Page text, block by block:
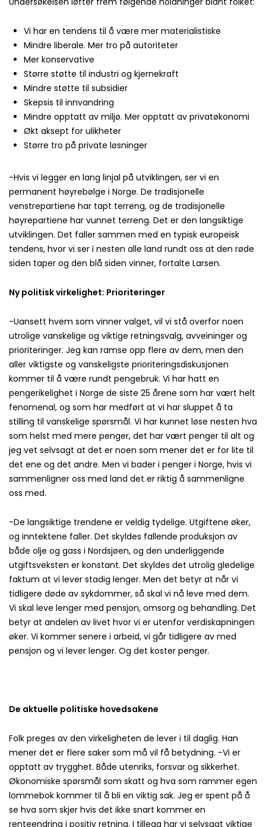
Vi har en tendens til å være mer materialistiske
Mindre liberale. Mer tro på autoriteter
Mer konservative
Større støtte til industri og kjernekraft
Mindre støtte til subsidier
Skepsis til innvandring
Mindre opptatt av miljø. Mer opptatt av privatøkonomi
Økt aksept for ulikheter
Større tro på private løsninger
-Hvis vi legger en lang linjal på utviklingen, ser vi en
permanent høyrebølge i Norge. De tradisjonelle
venstrepartiene har tapt terreng, og de tradisjonelle
høyrepartiene har vunnet terreng. Det er den langsiktige
utviklingen. Det faller sammen med en typisk europeisk
tendens, hvor vi ser i nesten alle land rundt oss at den røde
siden taper og den blå siden vinner, fortalte Larsen.
Ny politisk virkelighet: Prioriteringer
-Uansett hvem som vinner valget, vil vi stå overfor noen
utrolige vanskelige og viktige retningsvalg, avveininger og
prioriteringer. Jeg kan ramse opp flere av dem, men den
aller viktigste og vanskeligste prioriteringsdiskusjonen
kommer til å være rundt pengebruk. Vi har hatt en
pengerikelighet i Norge de siste 25 årene som har vært helt
fenomenal, og som har medført at vi har sluppet å ta
stilling til vanskelige spørsmål. Vi har kunnet løse nesten hva
som helst med mere penger, det har vært penger til alt og
jeg vet selvsagt at det er noen som mener det er for lite til
det ene og det andre. Men vi bader i penger i Norge, hvis vi
sammenligner oss med land det er riktig å sammenligne
oss med.
-De langsiktige trendene er veldig tydelige. Utgiftene øker,
og inntektene faller. Det skyldes fallende produksjon av
både olje og gass i Nordsjøen, og den underliggende
utgiftsveksten er konstant. Det skyldes det utrolig gledelige
faktum at vi lever stadig lenger. Men det betyr at når vi
tidligere døde av sykdommer, så skal vi nå leve med dem.
Vi skal leve lenger med pensjon, omsorg og behandling. Det
betyr at andelen av livet hvor vi er utenfor verdiskapningen
øker. Vi kommer senere i arbeid, vi går tidligere av med
pensjon og vi lever lenger. Og det koster penger.
De aktuelle politiske hovedsakene
Folk preges av den virkeligheten de lever i til daglig. Han
mener det er flere saker som må vil få betydning. -Vi er
opptatt av trygghet. Både utenriks, forsvar og sikkerhet.
Økonomiske spørsmål som skatt og hva som rammer egen
lommebok kommer til å bli en viktig sak. Jeg er spent på å
se hva som skjer hvis det ikke snart kommer en
renteendring i positiv retning. I tillegg har vi selvsagt viktige